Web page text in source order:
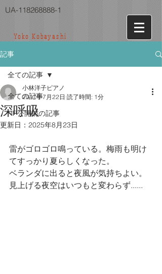
UA-118268888-1
Yoko Kobayashi
記事
全ての記事
HP公開前の記事
全ての記事
深呼吸
小林洋子ピアノ
2017年7月22日 読了時間: 1分
更新日： 2025年8月23日
雷がゴロゴロ鳴っている。梅雨も明け
てすっかり夏らしくなった。
ベランダに出ると夜風が気持ちよい。
見上げる夜空はいつもと変わらず......